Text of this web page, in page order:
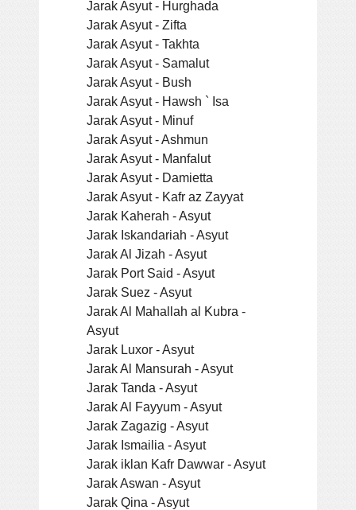
Jarak Asyut - Hurghada
Jarak Asyut - Zifta
Jarak Asyut - Takhta
Jarak Asyut - Samalut
Jarak Asyut - Bush
Jarak Asyut - Hawsh ` Isa
Jarak Asyut - Minuf
Jarak Asyut - Ashmun
Jarak Asyut - Manfalut
Jarak Asyut - Damietta
Jarak Asyut - Kafr az Zayyat
Jarak Kaherah - Asyut
Jarak Iskandariah - Asyut
Jarak Al Jizah - Asyut
Jarak Port Said - Asyut
Jarak Suez - Asyut
Jarak Al Mahallah al Kubra -
Asyut
Jarak Luxor - Asyut
Jarak Al Mansurah - Asyut
Jarak Tanda - Asyut
Jarak Al Fayyum - Asyut
Jarak Zagazig - Asyut
Jarak Ismailia - Asyut
Jarak iklan Kafr Dawwar - Asyut
Jarak Aswan - Asyut
Jarak Qina - Asyut